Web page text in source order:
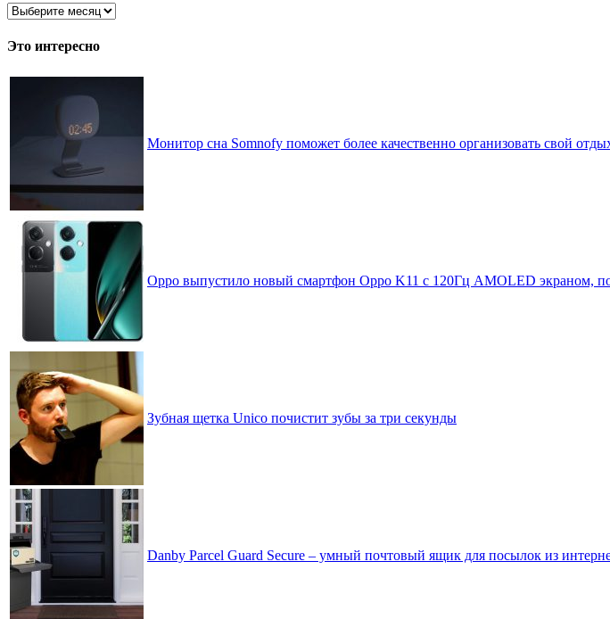
Архив
по
Это интересно
Монитор сна Somnofy поможет более качественно организовать свой
Oppo выпустило новый смартфон Oppo K11 с 120Гц AMOLED экраном,
Зубная щетка Unico почистит зубы за три секунды
Danby Parcel Guard Secure – умный почтовый ящик для посылок из